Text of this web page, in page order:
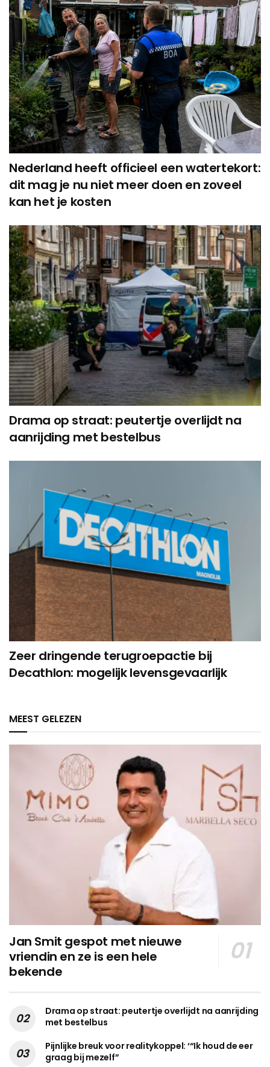
Nederland heeft officieel een watertekort:
dit mag je nu niet meer doen en zoveel
kan het je kosten
Drama op straat: peutertje overlijdt na
aanrijding met bestelbus
Zeer dringende terugroepactie bij
Decathlon: mogelijk levensgevaarlijk
MEEST GELEZEN
Jan Smit gespot met nieuwe
vriendin en ze is een hele
bekende
Drama op straat: peutertje overlijdt na aanrijding
met bestelbus
Pijnlijke breuk voor realitykoppel: ‘“Ik houd de eer
graag bij mezelf”